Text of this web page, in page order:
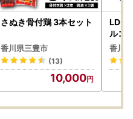
さぬき骨付鶏 3本セット
香川県三豊市
(13)
10,000
LD-
ルコ
ティ
香川